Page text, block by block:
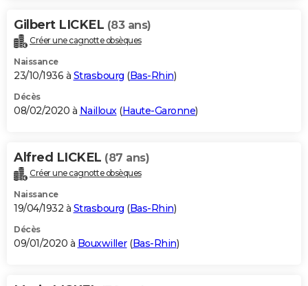
Gilbert LICKEL (83 ans)
Créer une cagnotte obsèques
Naissance
23/10/1936 à Strasbourg (Bas-Rhin)
Décès
08/02/2020 à Nailloux(Haute-Garonne)
Alfred LICKEL (87 ans)
Créer une cagnotte obsèques
Naissance
19/04/1932 à Strasbourg (Bas-Rhin)
Décès
09/01/2020 à Bouxwiller(Bas-Rhin)